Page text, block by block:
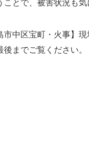
とで、被害状況も気
中区宝町・火事】
までご覧ください。